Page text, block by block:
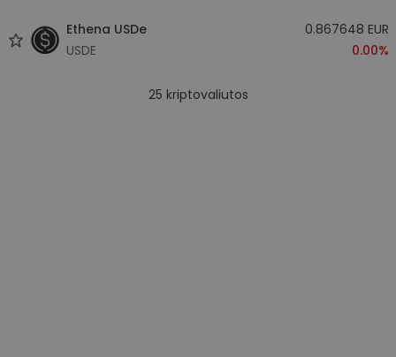
Ethena USDe
USDE
0.867648 EUR
0.00%
25 kriptovaliutos